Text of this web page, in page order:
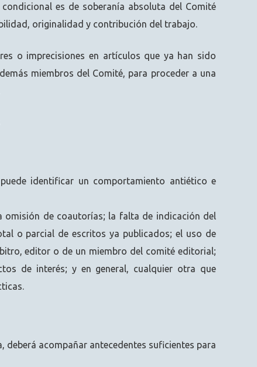
es de soberanía absoluta del Comité
originalidad y contribución del trabajo.
o imprecisiones en artículos que ya han sido
miembros del Comité, para proceder a una
identificar un comportamiento antiético e
omisión de coautorías; la falta de indicación del
o parcial de escritos ya publicados; el uso de
editor o de un miembro del comité editorial;
de interés; y en general, cualquier otra que
acompañar antecedentes suficientes para